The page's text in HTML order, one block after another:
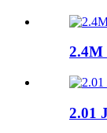
2.01